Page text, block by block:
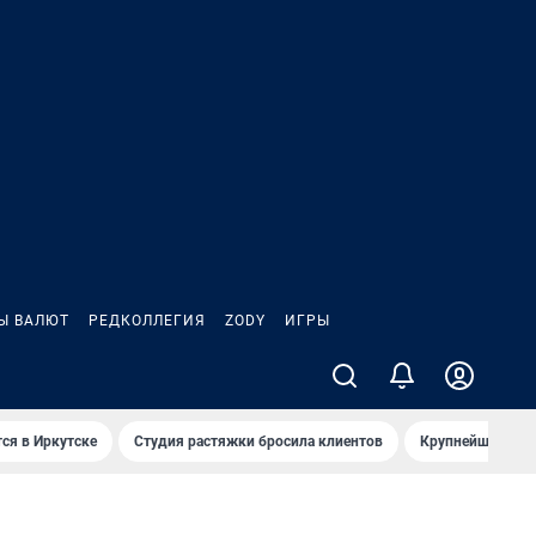
ВАЛЮТ РЕДКОЛЛЕГИЯ ZODY ИГРЫ
в Иркутске Студия растяжки бросила клиентов Крупнейшие